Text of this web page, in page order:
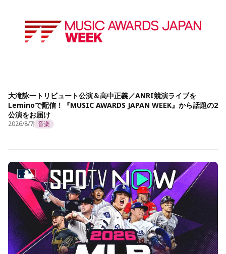
大滝詠一トリビュート公演＆高中正義／ANRI競演ライブを
Leminoで配信！『MUSIC AWARDS JAPAN WEEK』から話題の2
公演をお届け
2026/8/7 音楽